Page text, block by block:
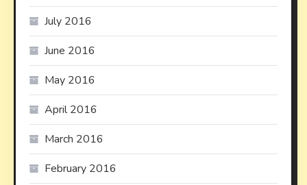
July 2016
June 2016
May 2016
April 2016
March 2016
February 2016